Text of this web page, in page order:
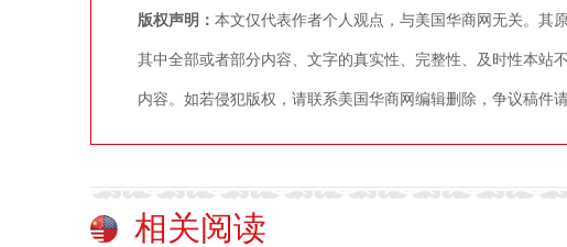
版权声明： 本文仅代表作者个人观点，与美国华商网无关。其
其中全部或者部分内容、文字的真实性、完整性、及时性本站
内容。如若侵犯版权，请联系美国华商网编辑删除，争议稿件请
相关阅读